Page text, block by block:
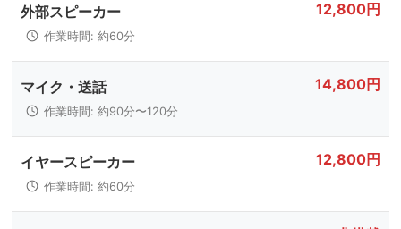
外部スピーカー 12,800円
作業時間: 約60分
マイク・送話 14,800円
作業時間: 約90分〜120分
イヤースピーカー 12,800円
作業時間: 約60分